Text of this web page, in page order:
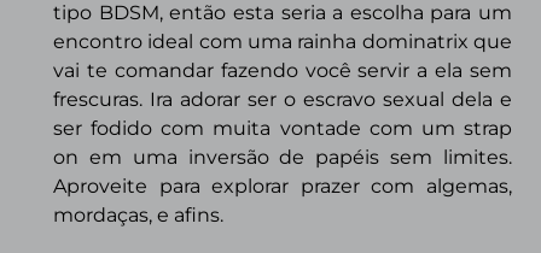
tipo BDSM, então esta seria a escolha para um
encontro ideal com uma rainha dominatrix que
vai te comandar fazendo você servir a ela sem
frescuras. Ira adorar ser o escravo sexual dela e
ser fodido com muita vontade com um strap
on em uma inversão de papéis sem limites.
Aproveite para explorar prazer com algemas,
mordaças, e afins.